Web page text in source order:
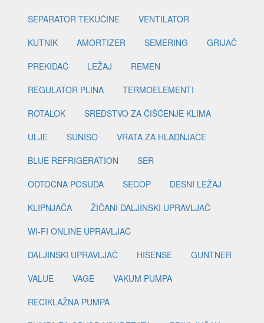
SEPARATOR TEKUĆINE
VENTILATOR
KUTNIK
AMORTIZER SEMERING
GRIJAČ
PREKIDAČ
LEŽAJ
REMEN
REGULATOR PLINA
TERMOELEMENTI
ROTALOK
SREDSTVO ZA ČIŠĆENJE KLIMA
ULJE
SUNISO
VRATA ZA HLADNJAČE
BLUE REFRIGERATION
SER
ODTOČNA POSUDA
SECOP
DESNI LEŽAJ
KLIPNJAČA
ŽIČANI DALJINSKI UPRAVLJAČ
WI-FI ONLINE UPRAVLJAČ
DALJINSKI UPRAVLJAČ
HISENSE
GUNTNER
VALUE
VAGE
VAKUM PUMPA
RECIKLAŽNA PUMPA